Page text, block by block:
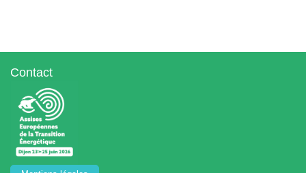
Contact